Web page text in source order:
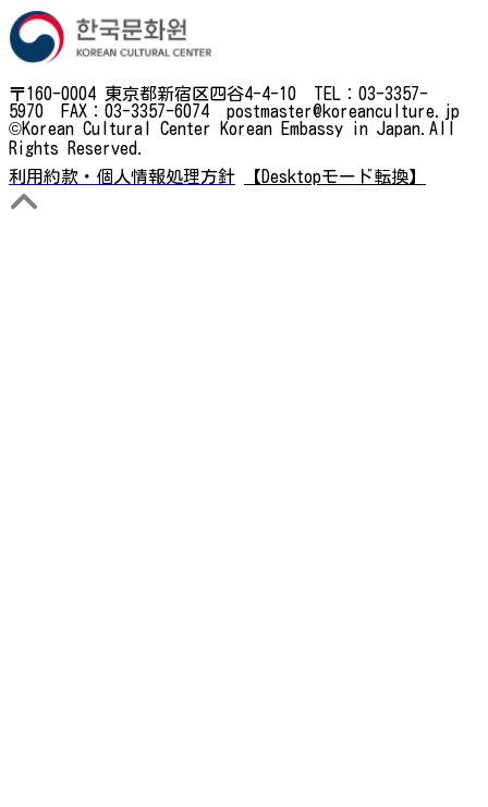
〒160-0004 東京都新宿区四谷4-4-10 TEL：03-3357-
5970 FAX：03-3357-6074 postmaster@koreanculture.jp
©Korean Cultural Center Korean Embassy in Japan.All
Rights Reserved.
利用約款・個人情報処理方針
【Desktopモード転換】